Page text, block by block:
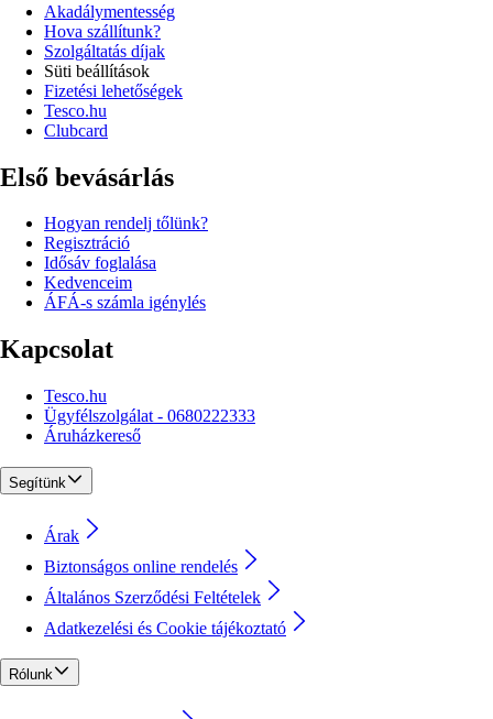
Akadálymentesség
Hova szállítunk?
Szolgáltatás díjak
Süti beállítások
Fizetési lehetőségek
Tesco.hu
Clubcard
Első bevásárlás
Hogyan rendelj tőlünk?
Regisztráció
Idősáv foglalása
Kedvenceim
ÁFÁ-s számla igénylés
Kapcsolat
Tesco.hu
Ügyfélszolgálat - 0680222333
Áruházkereső
Segítünk
Árak
Biztonságos online rendelés
Általános Szerződési Feltételek
Adatkezelési és Cookie tájékoztató
Rólunk